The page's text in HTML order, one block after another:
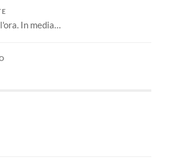
In media…